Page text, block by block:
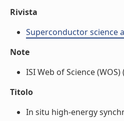
Rivista
Superconductor science
Note
ISI Web of Science
Titolo
In situ high-energy